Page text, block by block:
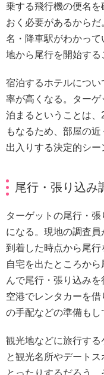
乗する飛行機の便名
おく必要があるから
名・降車駅がわかっ
地から尾行を開始する
宿泊するホテルにつ
率が高くなる。ター
泊まるということは
もなるため、部屋の
出入りする決定的シー
尾行・張り込み
ターゲットの尾行・
になる。現地の調査
到着した時点から尾行
自宅を出たところか
んで尾行・張り込み
空港でレンタカーを
の手配などの準備もし
観光地などに旅行す
と観光名所やデート
とったりするだろう